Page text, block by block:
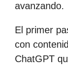
avanzando.
El primer
con
ChatGPT